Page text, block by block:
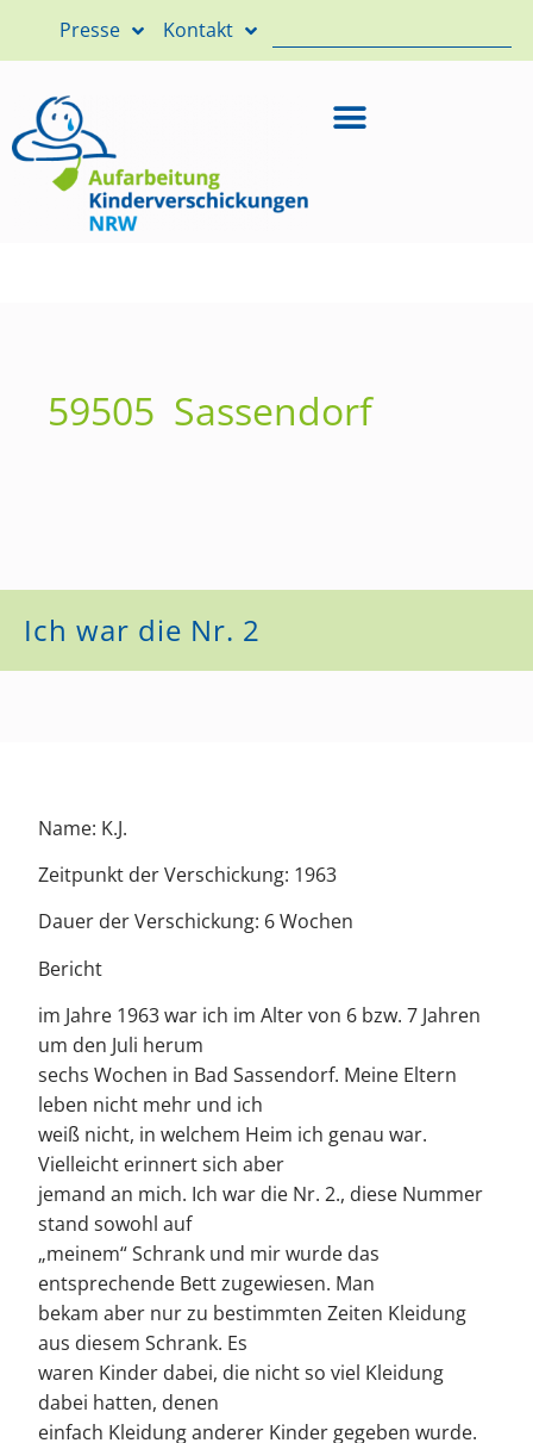
Presse Kontakt
59505 Sassendorf
Ich war die Nr. 2
Name: K.J.
Zeitpunkt der Verschickung: 1963
Dauer der Verschickung: 6 Wochen
Bericht
im Jahre 1963 war ich im Alter von 6 bzw. 7 Jahren
um den Juli herum
sechs Wochen in Bad Sassendorf. Meine Eltern
leben nicht mehr und ich
weiß nicht, in welchem Heim ich genau war.
Vielleicht erinnert sich aber
jemand an mich. Ich war die Nr. 2., diese Nummer
stand sowohl auf
„meinem“ Schrank und mir wurde das
entsprechende Bett zugewiesen. Man
bekam aber nur zu bestimmten Zeiten Kleidung
aus diesem Schrank. Es
waren Kinder dabei, die nicht so viel Kleidung
dabei hatten, denen
einfach Kleidung anderer Kinder gegeben wurde.